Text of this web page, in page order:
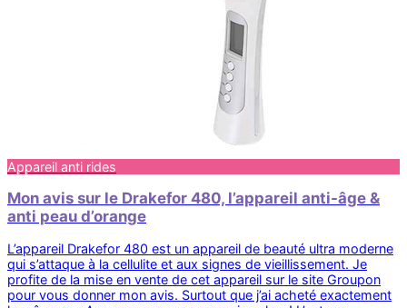
Appareil anti rides
Mon avis sur le Drakefor 480, l’appareil anti-âge &
anti peau d’orange
L’appareil Drakefor 480 est un appareil de beauté ultra moderne
qui s’attaque à la cellulite et aux signes de vieillissement. Je
profite de la mise en vente de cet appareil sur le site Groupon
pour vous donner mon avis. Surtout que j’ai acheté exactement